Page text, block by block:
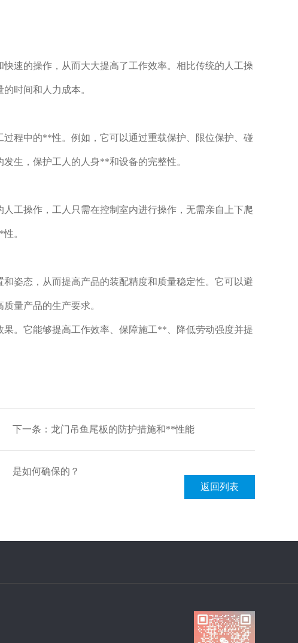
速的操作，从而大大提高了工作效率。相比传统的人工操
时间和人力成本。
程中的**性。例如，它可以通过重载保护、限位保护、碰
生，保护工人的人身**和设备的完整性。
工操作，工人只需在控制室内进行操作，无需亲自上下爬
。
姿态，从而提高产品的装配精度和质量稳定性。它可以避
量产品的生产要求。
。它能够提高工作效率、保障施工**、降低劳动强度并提
下一条： 龙门吊鱼尾板的防护措施和**性能
是如何确保的？
返回列表